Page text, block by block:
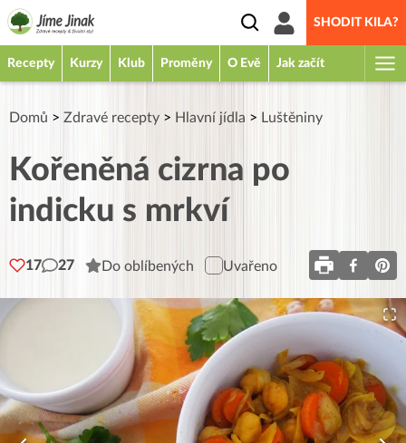
SHODIT KILA?
Recepty Kurzy Klub Proměny O Evě Jak začít
Domů > Zdravé recepty > Hlavní jídla > Luštěniny
Kořeněná cizrna po
indicku s mrkví
17 27 Do oblíbených Uvařeno